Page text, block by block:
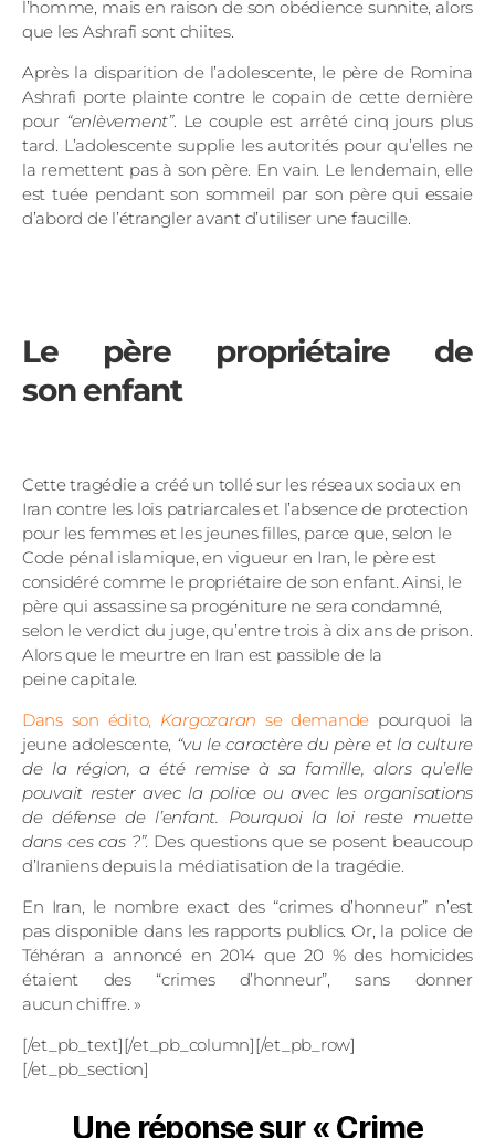
l’homme, mais en raison de son obédience sunnite, alors
que les Ashrafi sont chiites.
Après la disparition de l’adolescente, le père de Romina
Ashrafi porte plainte contre le copain de cette dernière
pour “enlèvement”. Le couple est arrêté cinq jours plus
tard. L’adolescente supplie les autorités pour qu’elles ne
la remettent pas à son père. En vain. Le lendemain, elle
est tuée pendant son sommeil par son père qui essaie
d’abord de l’étrangler avant d’utiliser une faucille.
Le père propriétaire de
son enfant
Cette tragédie a créé un tollé sur les réseaux sociaux en
Iran contre les lois patriarcales et l’absence de protection
pour les femmes et les jeunes filles, parce que, selon le
Code pénal islamique, en vigueur en Iran, le père est
considéré comme le propriétaire de son enfant. Ainsi, le
père qui assassine sa progéniture ne sera condamné,
selon le verdict du juge, qu’entre trois à dix ans de prison.
Alors que le meurtre en Iran est passible de la
peine capitale.
Dans son édito, Kargozaran se demande pourquoi la
jeune adolescente, “vu le caractère du père et la culture
de la région, a été remise à sa famille, alors qu’elle
pouvait rester avec la police ou avec les organisations
de défense de l’enfant. Pourquoi la loi reste muette
dans ces cas ?”. Des questions que se posent beaucoup
d’Iraniens depuis la médiatisation de la tragédie.
En Iran, le nombre exact des “crimes d’honneur” n’est
pas disponible dans les rapports publics. Or, la police de
Téhéran a annoncé en 2014 que 20 % des homicides
étaient des “crimes d’honneur”, sans donner
aucun chiffre. »
[/et_pb_text][/et_pb_column][/et_pb_row]
[/et_pb_section]
Une réponse sur « Crime